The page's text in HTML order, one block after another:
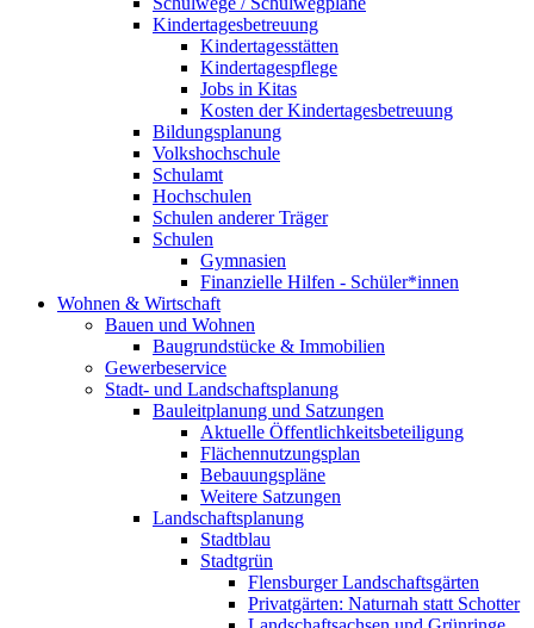
Kindertagesbetreuung
Kindertagesstätten
Kindertagespflege
Jobs in Kitas
Kosten der Kindertagesbetreuung
Bildungsplanung
Volkshochschule
Schulamt
Hochschulen
Schulen anderer Träger
Schulen
Gymnasien
Finanzielle Hilfen - Schüler*innen
Wohnen & Wirtschaft
Bauen und Wohnen
Baugrundstücke & Immobilien
Gewerbeservice
Stadt- und Landschaftsplanung
Bauleitplanung und Satzungen
Aktuelle Öffentlichkeitsbeteiligung
Flächennutzungsplan
Bebauungspläne
Weitere Satzungen
Landschaftsplanung
Stadtblau
Stadtgrün
Flensburger Landschaftsgärten
Privatgärten: Naturnah statt Schotter